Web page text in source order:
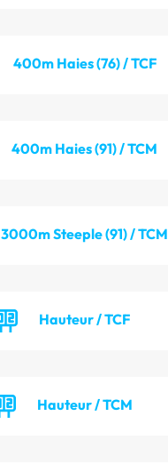
400m Haies (76) / TCF
400m Haies (91) / TCM
3000m Steeple (91) / TCM
Hauteur / TCF
Hauteur / TCM